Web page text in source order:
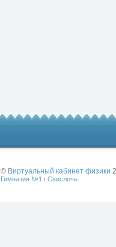
© Виртуальный кабинет физики
Гимназия №1 г.Свислочь